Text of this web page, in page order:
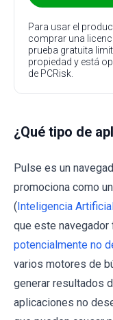
Para usar el
comprar una
prueba gratuita
propiedad y está
de PCRisk.
¿Qué tipo de
Pulse es un
promociona como
(Inteligencia
que este navegador
potencialmente no
varios motores de
generar resultados
aplicaciones no